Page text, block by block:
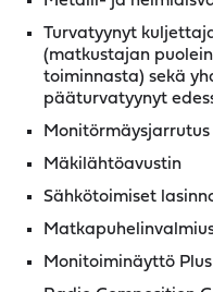
Turvatyynyt
(matkustajan
toiminnasta) sekä
pääturvatyynyt
Monitörmäysjarrutus
Mäkilähtöavustin
Sähkötoimiset
Monitoiminäyttö Plus